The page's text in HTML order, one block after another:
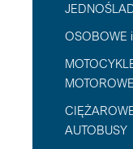
OSOBOWE
AUTOBUSY